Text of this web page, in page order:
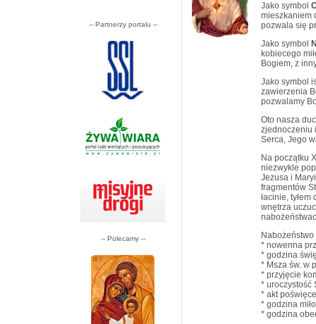
-- Partnerzy portalu --
-- Polecamy --
Jako symbol
mieszkaniem
pozwala się
Jako symbol
kobiecego
Bogiem, z
Jako symbol
zawierzenia
pozwalamy
Oto nasza
zjednoczeniu
Serca, Jego
Na początku
niezwykle
Jezusa i
fragmentów
łacinie,
wnętrza
* nowenna
* godzina
* Msza św. w
* przyjęcie
* uroczystość
* akt
* godzina
* godzina